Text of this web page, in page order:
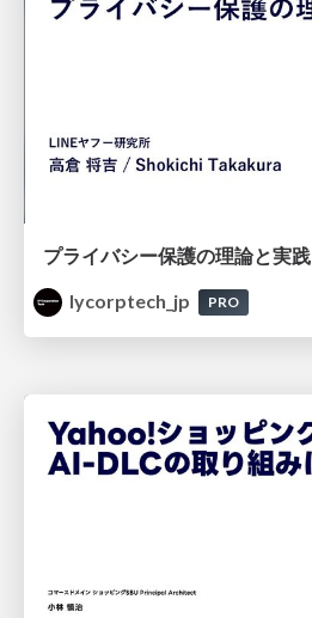
プライバシー保護の理論と実践
lycorptech_jp
PRO